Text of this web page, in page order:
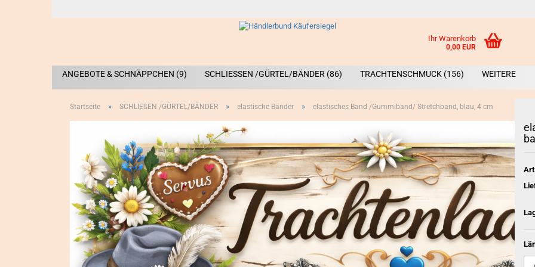
Ihr Warenkorb
0,00 EUR
ANGEBOTE & SCHNÄPPCHEN (9) SCHLIESSEN /GÜRTEL/BÄNDER (86) TRACHTENSCHMUCK (156)
Broschen
WEITERE
Startseite » SCHLIEßEN /GÜRTEL/BÄNDER » elastische Bänder » elastisches Band /Gummiband/ Stretchband, blau, 4 cm